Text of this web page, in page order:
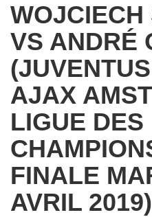
WOJCIECH
VS ANDRÉ
AJAX
LIGUE DES
FINALE
AVRIL 2019)